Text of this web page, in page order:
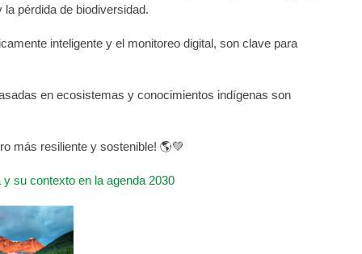
pérdida de biodiversidad.
inteligente y el monitoreo digital, son clave para
en ecosistemas y conocimientos indígenas son
más resiliente y sostenible! 🌎💚
su contexto en la agenda 2030